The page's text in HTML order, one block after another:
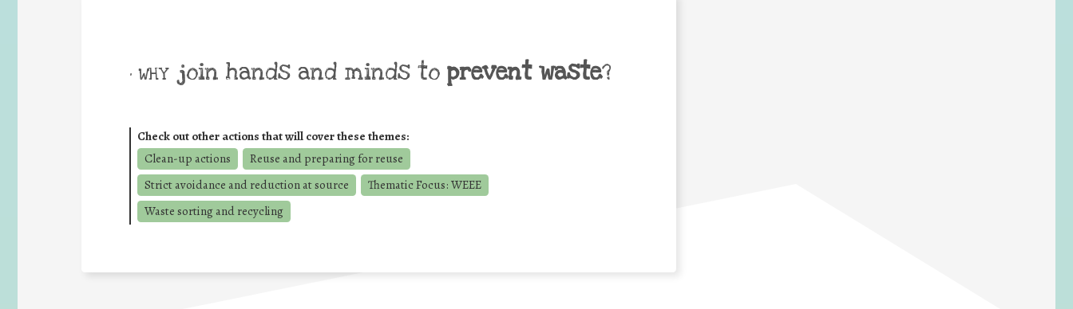
• WHY join hands and minds to prevent waste?
Check out other actions that will cover these themes:
Clean-up actions
Reuse and preparing for reuse
Strict avoidance and reduction at source
Thematic Focus: WEEE
Waste sorting and recycling